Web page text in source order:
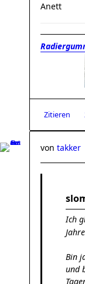
Anett
Zitieren
von takker
Ich
Bin
und